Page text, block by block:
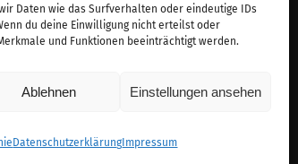
Daten wie das Surfverhalten oder eindeutige IDs
du deine Einwilligung nicht erteilst oder
und Funktionen beeinträchtigt werden.
Ablehnen Einstellungen ansehen
Datenschutzerklärung Impressum